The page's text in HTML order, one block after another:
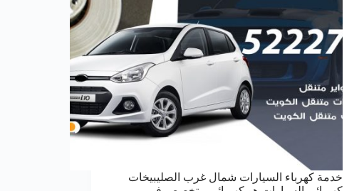
خدمة كهرباء السيارات شمال غرب الصليبيخات